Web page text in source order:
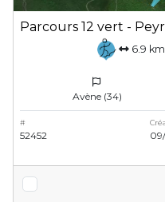
Parcours 12 vert -
6.9 km
Avène (34)
#
52452